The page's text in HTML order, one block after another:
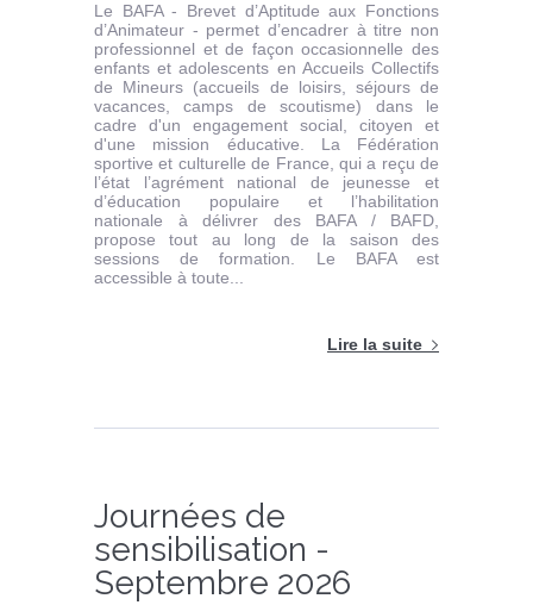
Le BAFA - Brevet d’Aptitude aux Fonctions
d’Animateur - permet d’encadrer à titre non
professionnel et de façon occasionnelle des
enfants et adolescents en Accueils Collectifs
de Mineurs (accueils de loisirs, séjours de
vacances, camps de scoutisme) dans le
cadre d'un engagement social, citoyen et
d'une mission éducative. La Fédération
sportive et culturelle de France, qui a reçu de
l’état l’agrément national de jeunesse et
d’éducation populaire et l’habilitation
nationale à délivrer des BAFA / BAFD,
propose tout au long de la saison des
sessions de formation. Le BAFA est
accessible à toute...
Lire la suite
Journées de
sensibilisation -
Septembre 2026